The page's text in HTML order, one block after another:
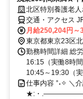
北区特別養護老
交通・アクセス
利用可能、自転車
月給250,204円～
東京都東京23区
勤務時間詳細 総
16:15（実働8時
10:45～19:30（
仕事内容 °˖✧ ＼
★:・